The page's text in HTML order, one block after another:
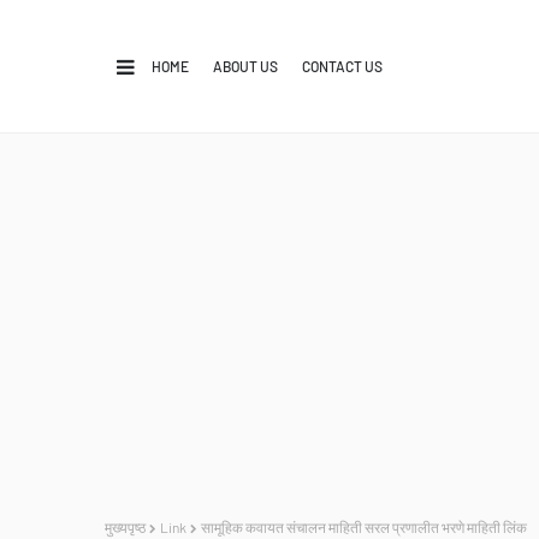
HOME ABOUT US CONTACT US
मुख्यपृष्ठ Link सामूहिक कवायत संचालन माहिती सरल प्रणालीत भरणे माहिती लिंक